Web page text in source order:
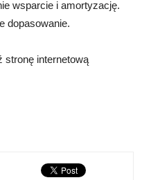
wsparcie i amortyzację.
dopasowanie.
stronę internetową